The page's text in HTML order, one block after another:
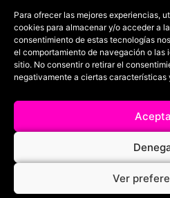
Para ofrecer las mejores experiencias,
cookies para almacenar y/o acceder a
consentimiento de estas tecnologías
el comportamiento de navegación o
sitio. No consentir o retirar el
negativamente a ciertas características
Ver
Política de
Términos y
Política de
Filmaniak